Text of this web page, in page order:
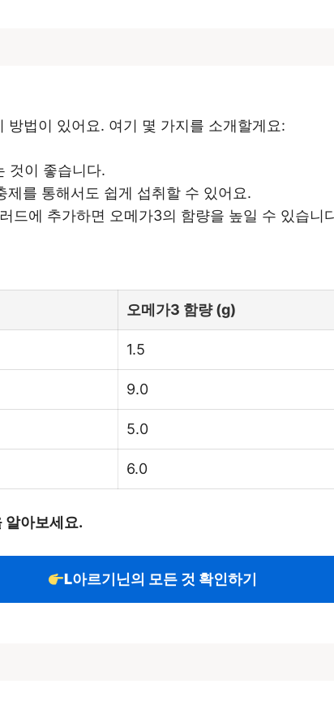
법이 있어요. 여기 몇 가지를 소개할게요:
것이 좋습니다.
제를 통해서도 쉽게 섭취할 수 있어요.
드에 추가하면 오메가3의 함량을 높일 수 있습니
오메가3 함량 (g)
1.5
9.0
5.0
6.0
알아보세요.
L아르기닌의 모든 것 확인하기